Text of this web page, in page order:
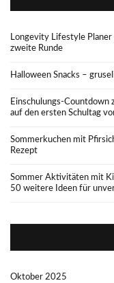
Longevity Lifestyle
zweite Runde
Halloween Snacks –
Einschulungs-Countdown
auf den ersten Schultag
Sommerkuchen mit
Rezept
Sommer Aktivitäten mit
50 weitere Ideen für
Oktober 2025